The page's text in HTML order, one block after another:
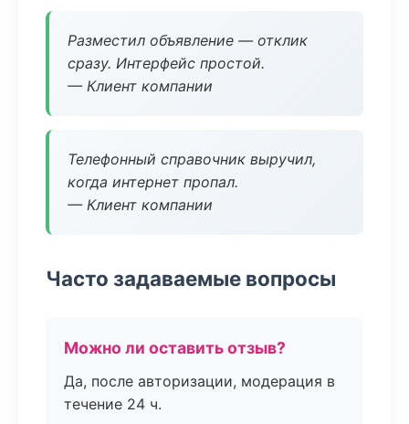
Разместил объявление — отклик
сразу. Интерфейс простой.
— Клиент компании
Телефонный справочник выручил,
когда интернет пропал.
— Клиент компании
Часто задаваемые вопросы
Можно ли оставить отзыв?
Да, после авторизации, модерация в
течение 24 ч.